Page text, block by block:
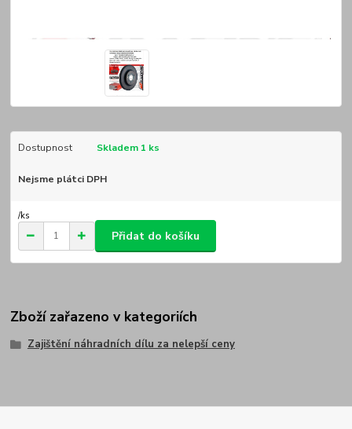
Dostupnost Skladem 1 ks
Nejsme plátci DPH
/ks
Přidat do košíku
Zboží zařazeno v kategoriích
Zajištění náhradních dílu za nelepší ceny